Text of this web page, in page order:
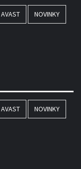
NOVINKY
NOVINKY